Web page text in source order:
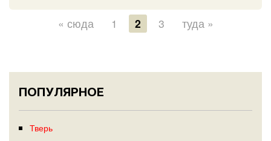
« сюда 1 2 3 туда »
ПОПУЛЯРНОЕ
Тверь